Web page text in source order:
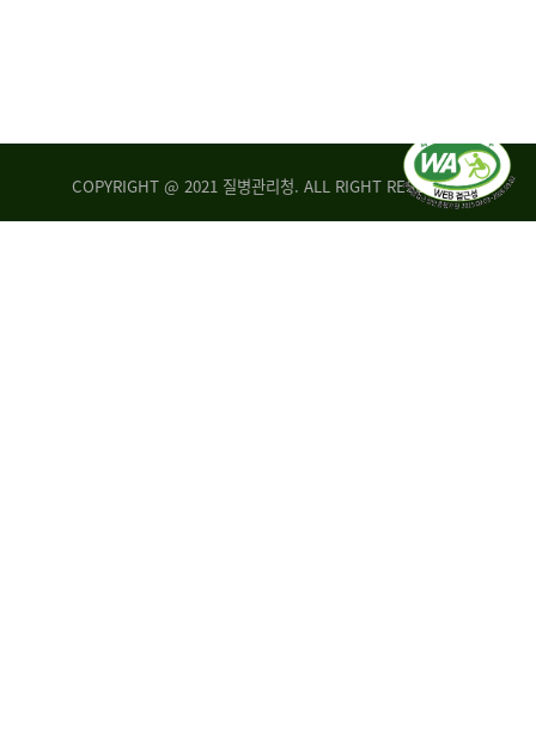
COPYRIGHT @ 2021 질병관리청. ALL RIGHT RESERVED